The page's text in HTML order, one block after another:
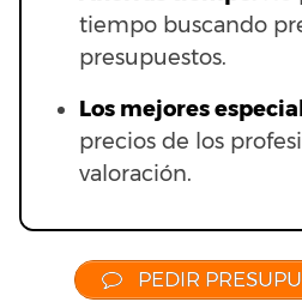
tiempo buscando
presupuestos.
Los mejores
precios de los
valoración.
PEDIR